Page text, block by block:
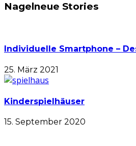
Nagelneue Stories
Individuelle Smartphone –
25. März 2021
Kinderspielhäuser
15. September 2020